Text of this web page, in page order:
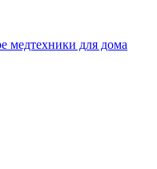
медтехники для дома